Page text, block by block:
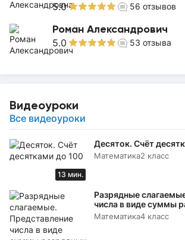
5.0 56 отзывов
Роман Александрович
5.0 53 отзыва
Видеоуроки
Все видеоуроки
13 мин.
Десяток. Счёт
Математика2 класс
Разрядные
числа в виде суммы
слагаемых
Математика4 класс